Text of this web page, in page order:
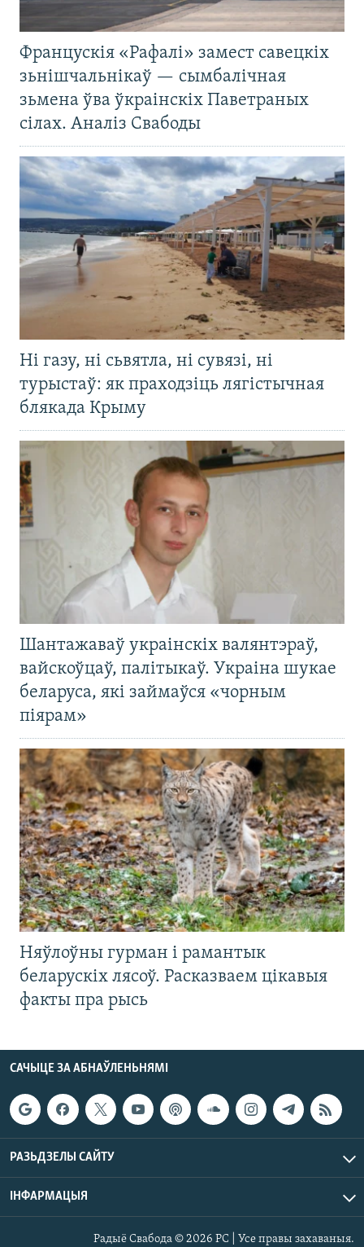
Францускія «Рафалі» замест савецкіх
зьнішчальнікаў — сымбалічная
зьмена ўва ўкраінскіх Паветраных
сілах. Аналіз Свабоды
Ні газу, ні сьвятла, ні сувязі, ні
турыстаў: як праходзіць лягістычная
блякада Крыму
Шантажаваў украінскіх валянтэраў,
вайскоўцаў, палітыкаў. Украіна шукае
беларуса, які займаўся «чорным
піярам»
Няўлоўны гурман і рамантык
беларускіх лясоў. Расказваем цікавыя
факты пра рысь
САЧЫЦЕ ЗА АБНАЎЛЕНЬНЯМІ
РАЗЬДЗЕЛЫ САЙТУ
ІНФАРМАЦЫЯ
Радыё Свабода © 2026 РС | Усе правы захаваныя.